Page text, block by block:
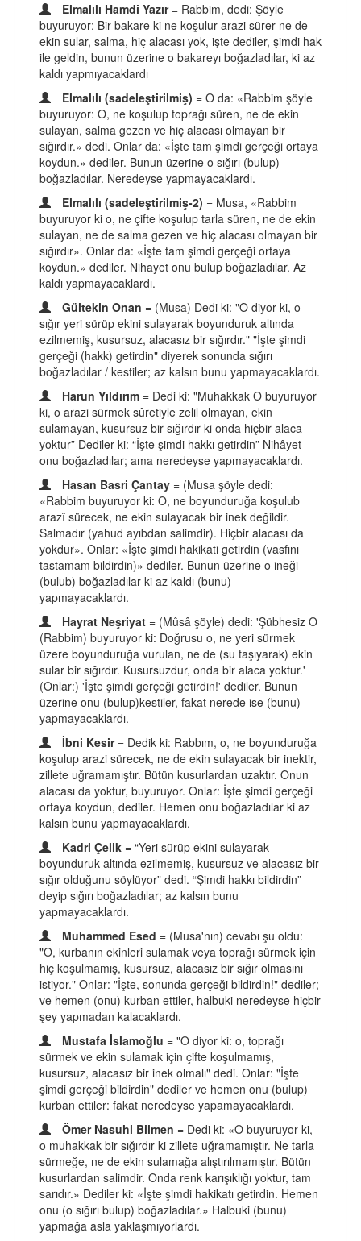
Elmalılı Hamdi Yazır = Rabbim, dedi: Şöyle
buyuruyor: Bir bakare ki ne koşulur arazi sürer ne de
ekin sular, salma, hiç alacası yok, işte dediler, şimdi hak
ile geldin, bunun üzerine o bakareyı boğazladılar, ki az
kaldı yapmıyacaklardı
Elmalılı (sadeleştirilmiş) = O da: «Rabbim şöyle
buyuruyor: O, ne koşulup toprağı süren, ne de ekin
sulayan, salma gezen ve hiç alacası olmayan bir
sığırdır.» dedi. Onlar da: «İşte tam şimdi gerçeği ortaya
koydun.» dediler. Bunun üzerine o sığırı (bulup)
boğazladılar. Neredeyse yapmayacaklardı.
Elmalılı (sadeleştirilmiş-2) = Musa, «Rabbim
buyuruyor ki o, ne çifte koşulup tarla süren, ne de ekin
sulayan, ne de salma gezen ve hiç alacası olmayan bir
sığırdır». Onlar da: «İşte tam şimdi gerçeği ortaya
koydun.» dediler. Nihayet onu bulup boğazladılar. Az
kaldı yapmayacaklardı.
Gültekin Onan = (Musa) Dedi ki: "O diyor ki, o
sığır yeri sürüp ekini sulayarak boyunduruk altında
ezilmemiş, kusursuz, alacasız bir sığırdır." "İşte şimdi
gerçeği (hakk) getirdin" diyerek sonunda sığırı
boğazladılar / kestiler; az kalsın bunu yapmayacaklardı.
Harun Yıldırım = Dedi ki: "Muhakkak O buyuruyor
ki, o arazi sürmek sûretiyle zelil olmayan, ekin
sulamayan, kusursuz bir sığırdır ki onda hiçbir alaca
yoktur” Dediler ki: “İşte şimdi hakkı getirdin” Nihâyet
onu boğazladılar; ama neredeyse yapmayacaklardı.
Hasan Basri Çantay = (Musa şöyle dedi:
«Rabbim buyuruyor ki: O, ne boyunduruğa koşulub
arazî sürecek, ne ekin sulayacak bir inek değildir.
Salmadır (yahud ayıbdan salimdir). Hiçbir alacası da
yokdur». Onlar: «İşte şimdi hakikati getirdin (vasfını
tastamam bildirdin)» dediler. Bunun üzerine o ineği
(bulub) boğazladılar ki az kaldı (bunu)
yapmayacaklardı.
Hayrat Neşriyat = (Mûsâ şöyle) dedi: 'Şübhesiz O
(Rabbim) buyuruyor ki: Doğrusu o, ne yeri sürmek
üzere boyunduruğa vurulan, ne de (su taşıyarak) ekin
sular bir sığırdır. Kusursuzdur, onda bir alaca yoktur.'
(Onlar:) 'İşte şimdi gerçeği getirdin!' dediler. Bunun
üzerine onu (bulup)kestiler, fakat nerede ise (bunu)
yapmayacaklardı.
İbni Kesir = Dedik ki: Rabbım, o, ne boyunduruğa
koşulup arazi sürecek, ne de ekin sulayacak bir inektir,
zillete uğramamıştır. Bütün kusurlardan uzaktır. Onun
alacası da yoktur, buyuruyor. Onlar: İşte şimdi gerçeği
ortaya koydun, dediler. Hemen onu boğazladılar ki az
kalsın bunu yapmayacaklardı.
Kadri Çelik = “Yeri sürüp ekini sulayarak
boyunduruk altında ezilmemiş, kusursuz ve alacasız bir
sığır olduğunu söylüyor” dedi. “Şimdi hakkı bildirdin”
deyip sığırı boğazladılar; az kalsın bunu
yapmayacaklardı.
Muhammed Esed = (Musa'nın) cevabı şu oldu:
"O, kurbanın ekinleri sulamak veya toprağı sürmek için
hiç koşulmamış, kusursuz, alacasız bir sığır olmasını
istiyor." Onlar: "İşte, sonunda gerçeği bildirdin!" dediler;
ve hemen (onu) kurban ettiler, halbuki neredeyse hiçbir
şey yapmadan kalacaklardı.
Mustafa İslamoğlu = "O diyor ki: o, toprağı
sürmek ve ekin sulamak için çifte koşulmamış,
kusursuz, alacasız bir inek olmalı" dedi. Onlar: "İşte
şimdi gerçeği bildirdin" dediler ve hemen onu (bulup)
kurban ettiler: fakat neredeyse yapamayacaklardı.
Ömer Nasuhi Bilmen = Dedi ki: «O buyuruyor ki,
o muhakkak bir sığırdır ki zillete uğramamıştır. Ne tarla
sürmeğe, ne de ekin sulamağa alıştırılmamıştır. Bütün
kusurlardan salimdir. Onda renk karışıklığı yoktur, tam
sarıdır.» Dediler ki: «İşte şimdi hakikatı getirdin. Hemen
onu (o sığırı bulup) boğazladılar.» Halbuki (bunu)
yapmağa asla yaklaşmıyorlardı.